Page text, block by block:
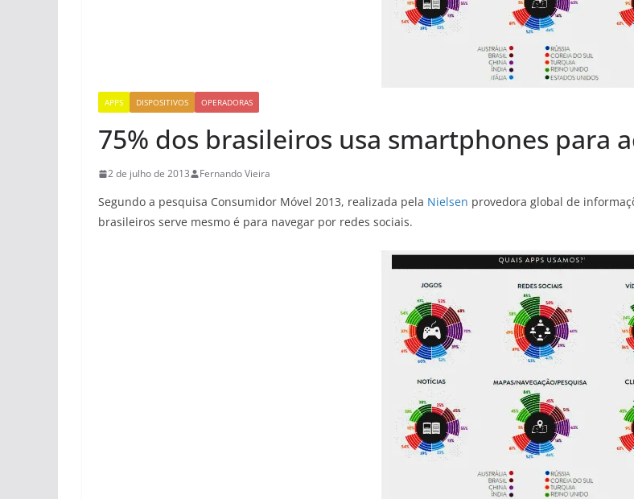
APPS DISPOSITIVOS OPERADORAS
75% dos brasileiros usa smartphones para
2 de julho de 2013 Fernando Vieira
Segundo a pesquisa Consumidor Móvel 2013, realizada pela Nielsen provedora global de
brasileiros serve mesmo é para navegar por redes sociais.